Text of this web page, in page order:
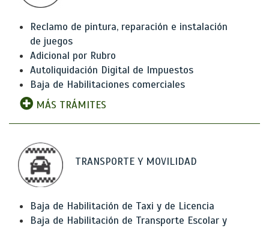
Reclamo de pintura, reparación e instalación
de juegos
Adicional por Rubro
Autoliquidación Digital de Impuestos
Baja de Habilitaciones comerciales
MÁS TRÁMITES
TRANSPORTE Y MOVILIDAD
Baja de Habilitación de Taxi y de Licencia
Baja de Habilitación de Transporte Escolar y